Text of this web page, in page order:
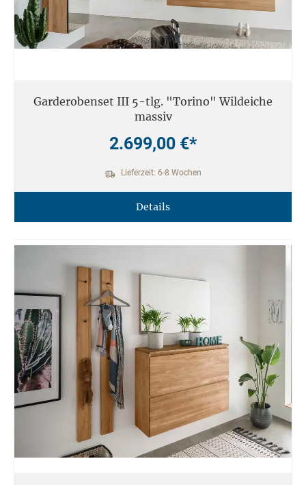
Garderobenset III 5-tlg. "Torino" Wildeiche
massiv
2.699,00 €*
Lieferzeit: 6-8 Wochen
Details